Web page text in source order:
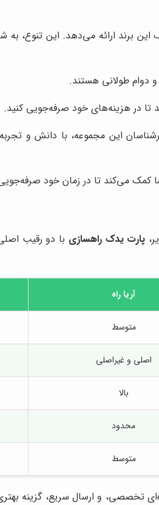
برند ارائه می‌دهد. این تنوع،
دوام طولانی هستند.
تا در هزینه‌های خود صرفه‌جویی کنید.
این مجموعه، با دانش و
کمک می‌کند تا در زمان خود
پارت یدک راهسازی با دو رقیب
آریا راه
متوسط
اصلی و غیراصلی
بالا
محدود
متوسط
تخصصی، و ارسال سریع، گزینه